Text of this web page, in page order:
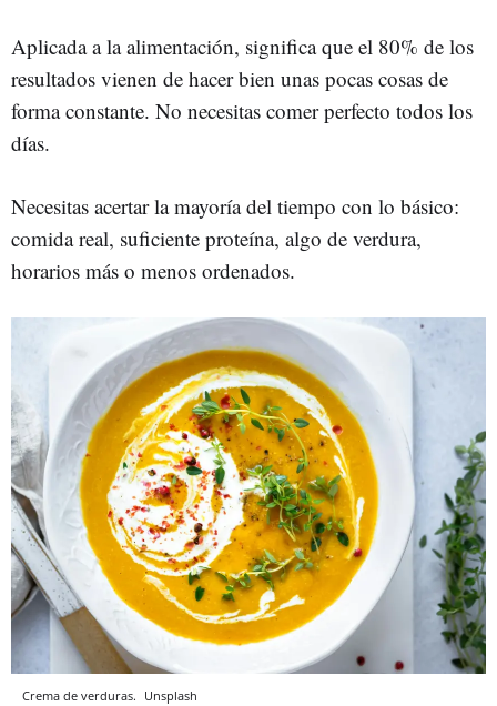
Aplicada a la alimentación, significa que el 80% de los
resultados vienen de hacer bien unas pocas cosas de
forma constante. No necesitas comer perfecto todos los
días.
Necesitas acertar la mayoría del tiempo con lo básico:
comida real, suficiente proteína, algo de verdura,
horarios más o menos ordenados.
Crema de verduras. Unsplash